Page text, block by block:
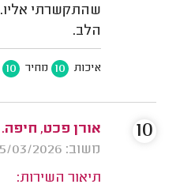
שהתקשרתי
הלב.
איכות 10 מחיר 10
אורן פכט, חיפה.
משוב: 15/03/2026
תיאור השירות:
10